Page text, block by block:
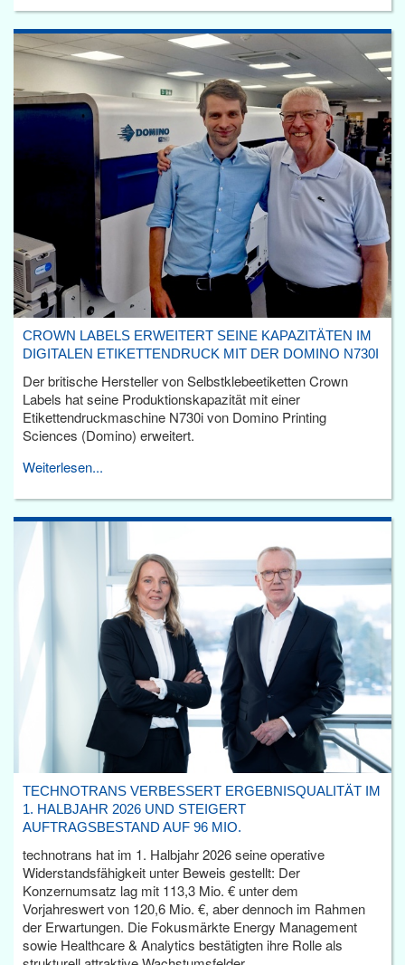
CROWN LABELS ERWEITERT SEINE KAPAZITÄTEN IM
DIGITALEN ETIKETTENDRUCK MIT DER DOMINO N730I
Der britische Hersteller von Selbstklebeetiketten Crown
Labels hat seine Produktionskapazität mit einer
Etikettendruckmaschine N730i von Domino Printing
Sciences (Domino) erweitert.
Weiterlesen...
TECHNOTRANS VERBESSERT ERGEBNISQUALITÄT IM
1. HALBJAHR 2026 UND STEIGERT
AUFTRAGSBESTAND AUF 96 MIO.
technotrans hat im 1. Halbjahr 2026 seine operative
Widerstandsfähigkeit unter Beweis gestellt: Der
Konzernumsatz lag mit 113,3 Mio. € unter dem
Vorjahreswert von 120,6 Mio. €, aber dennoch im Rahmen
der Erwartungen. Die Fokusmärkte Energy Management
sowie Healthcare & Analytics bestätigten ihre Rolle als